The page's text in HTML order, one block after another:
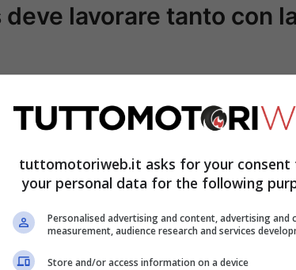
lavorare tanto con
tuttomotoriweb.it asks for your consent
your personal data for the following
Personalised advertising and content, advertising and
measurement, audience research and services
Store and/or access information on a device